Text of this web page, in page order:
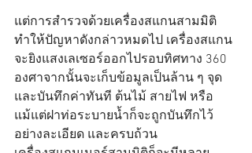
แต่การสำรวจด้วยเครื่องสแกนสามมิติ
ทำให้ปัญหาดังกล่าวหมดไป เครื่องสแกน
จะยิงแสงเลเซอร์ออกไปรอบทิศทาง 360
องศาจากนั้นจะเก็บข้อมูลเป็นล้าน ๆ จุด
และบันทึกค่าทันที ต้นไม้ สายไฟ หรือ
แม้แต่ฝาท่อระบายน้ำก็จะถูกบันทึกไว้
อย่างละเอียด และครบถ้วน